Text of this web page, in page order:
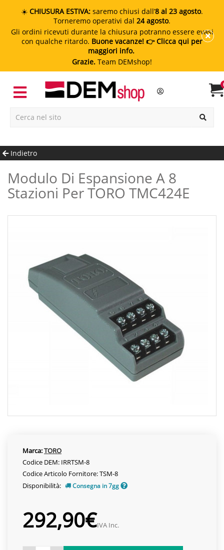
☀️ CHIUSURA ESTIVA: saremo chiusi dall’8 al 23 agosto.
Torneremo operativi dal 24 agosto.
Gli ordini ricevuti durante la chiusura potranno essere evasi
con qualche ritardo. Buone vacanze! 👉 Clicca qui per
maggiori info.
Grazie. Team DEMshop!
Indietro
Modulo Di Espansione A 8
Stazioni Per TORO TMC424E
Marca:TORO
Codice DEM: IRRTSM-8
Codice Articolo Fornitore: TSM-8
Disponibilità:
Consegna in 7gg
292,90€IVA Inc.